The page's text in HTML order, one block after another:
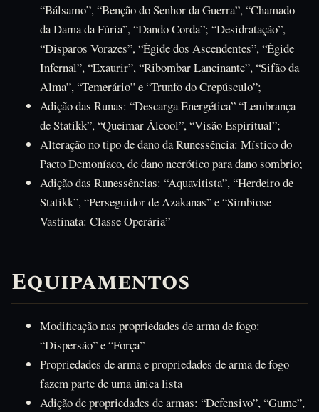
“Bálsamo”, “Benção do Senhor da Guerra”, “Chamado
da Dama da Fúria”, “Dando Corda”; “Desidratação”,
“Disparos Vorazes”, “Égide dos Ascendentes”, “Égide
Infernal”, “Exaurir”, “Ribombar Lancinante”, “Sifão da
Alma”, “Temerário” e “Trunfo do Crepúsculo”;
Adição das Runas: “Descarga Energética” “Lembrança
de Statikk”, “Queimar Álcool”, “Visão Espiritual”;
Alteração no tipo de dano da Runessência: Místico do
Pacto Demoníaco, de dano necrótico para dano sombrio;
Adição das Runessências: “Aquavitista”, “Herdeiro de
Statikk”, “Perseguidor de Azakanas” e “Simbiose
Vastinata: Classe Operária”
Equipamentos
Modificação nas propriedades de arma de fogo:
“Dispersão” e “Força”
Propriedades de arma e propriedades de arma de fogo
fazem parte de uma única lista
Adição de propriedades de armas: “Defensivo”, “Gume”,